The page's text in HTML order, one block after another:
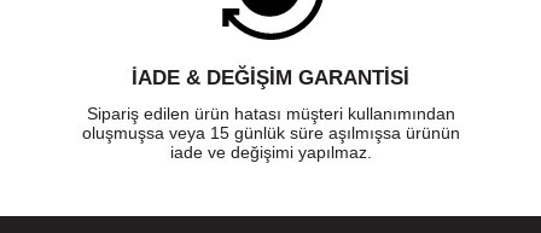
İADE & DEĞİŞİM GARANTİSİ
Sipariş edilen ürün hatası müşteri kullanımından
oluşmuşsa veya 15 günlük süre aşılmışsa ürünün
iade ve değişimi yapılmaz.